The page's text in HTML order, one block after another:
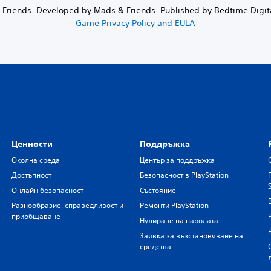
Developed by Mads & Friends. Published by Bedtime
Game Privacy Policy and EULA
Ценности
Околна среда
Достъпност
Онлайн безопасност
Разнообразие, справедливост и
приобщаване
Поддръжка
Център за поддръжка
Безопасност в PlayStation
Състояние
Ремонти PlayStation
Нулиране на паролата
Заявка за възстановяване на
средства